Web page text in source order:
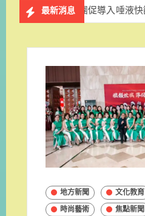
記
最新消息
團促導入唾液快篩強化校園防護
地方新聞 文化教育
時尚藝術
焦點新聞